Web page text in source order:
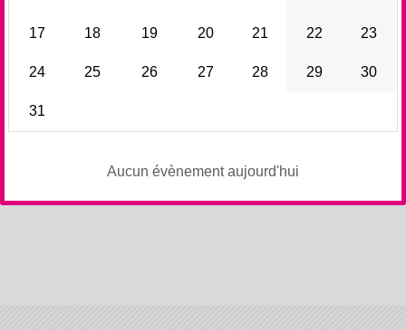
17 18 19 20 21 22 23
24 25 26 27 28 29 30
31
Aucun évènement aujourd'hui